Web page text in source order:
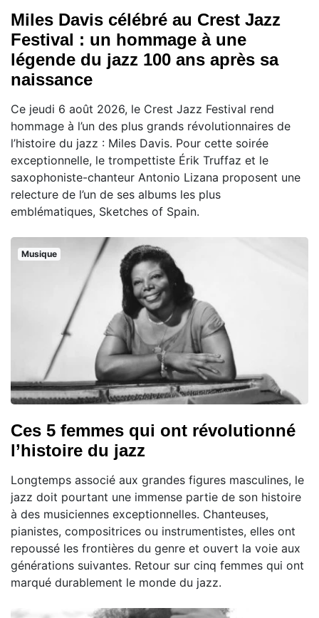
Miles Davis célébré au Crest Jazz
Festival : un hommage à une
légende du jazz 100 ans après sa
naissance
Ce jeudi 6 août 2026, le Crest Jazz Festival rend
hommage à l’un des plus grands révolutionnaires de
l’histoire du jazz : Miles Davis. Pour cette soirée
exceptionnelle, le trompettiste Érik Truffaz et le
saxophoniste-chanteur Antonio Lizana proposent une
relecture de l’un de ses albums les plus
emblématiques, Sketches of Spain.
Musique
Ces 5 femmes qui ont révolutionné
l’histoire du jazz
Longtemps associé aux grandes figures masculines, le
jazz doit pourtant une immense partie de son histoire
à des musiciennes exceptionnelles. Chanteuses,
pianistes, compositrices ou instrumentistes, elles ont
repoussé les frontières du genre et ouvert la voie aux
générations suivantes. Retour sur cinq femmes qui ont
marqué durablement le monde du jazz.